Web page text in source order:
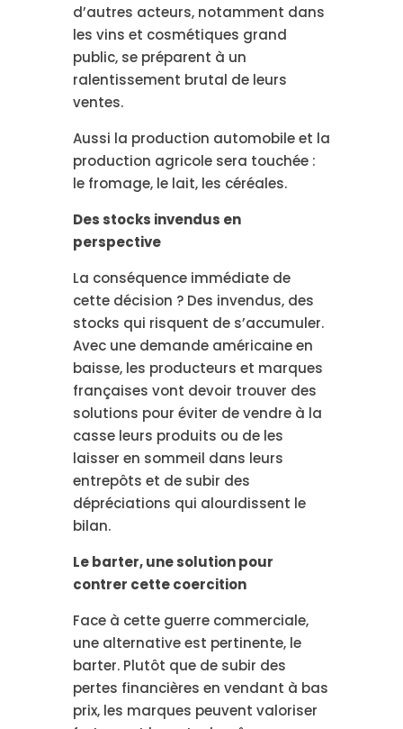
d’autres acteurs, notamment dans
les vins et cosmétiques grand
public, se préparent à un
ralentissement brutal de leurs
ventes.
Aussi la production automobile et la
production agricole sera touchée :
le fromage, le lait, les céréales.
Des stocks invendus en
perspective
La conséquence immédiate de
cette décision ? Des invendus, des
stocks qui risquent de s’accumuler.
Avec une demande américaine en
baisse, les producteurs et marques
françaises vont devoir trouver des
solutions pour éviter de vendre à la
casse leurs produits ou de les
laisser en sommeil dans leurs
entrepôts et de subir des
dépréciations qui alourdissent le
bilan.
Le barter, une solution pour
contrer cette coercition
Face à cette guerre commerciale,
une alternative est pertinente, le
barter. Plutôt que de subir des
pertes financières en vendant à bas
prix, les marques peuvent valoriser